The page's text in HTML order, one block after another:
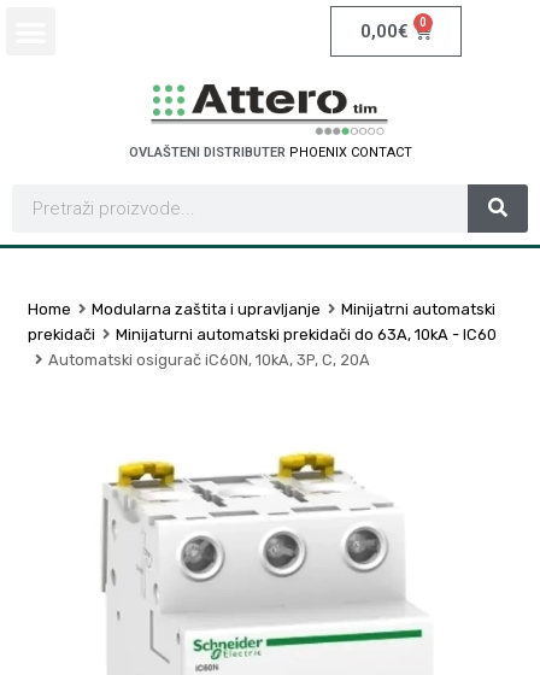
0,00€ 0
OVLAŠTENI DISTRIBUTER PHOENIX CONTACT
Home Modularna zaštita i upravljanje
Minijatrni automatski
prekidači
Minijaturni automatski prekidači do 63A, 10kA - IC60
Automatski osigurač iC60N, 10kA, 3P, C, 20A